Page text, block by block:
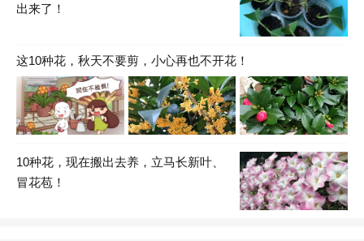
出来了！
这10种花，秋天不要剪，小心再也不开花！
10种花，现在搬出去养，立马长新叶、
冒花苞！